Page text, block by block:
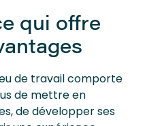
qui offre
de travail comporte
de mettre en
de développer ses